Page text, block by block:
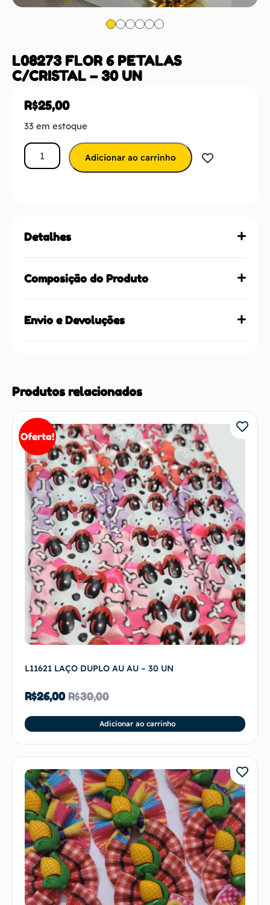
L08273 FLOR 6 PETALAS
C/CRISTAL – 30 UN
R$25,00
33 em estoque
Adicionar ao carrinho
Detalhes
Composição do Produto
Envio e Devoluções
Produtos relacionados
Oferta!
L11621 LAÇO DUPLO AU AU – 30 UN
R$30,00
R$26,00
Adicionar ao carrinho